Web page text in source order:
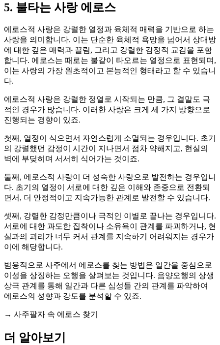
5. 불타는 사랑 에로스
에로스적 사랑은 강렬한 열정과 육체적 매력을 기반으로 하는
사랑을 의미합니다. 이는 단순한 육체적 욕망을 넘어서 상대방
에 대한 깊은 매력과 끌림, 그리고 강렬한 감정적 교감을 포함
합니다. 에로스는 때로는 불같이 타오르는 열정으로 표현되며,
이는 사랑의 가장 원초적이고 본능적인 형태라고 할 수 있습니
다.
에로스적 사랑은 강렬한 정열로 시작되는 만큼, 그 결말도 극
적인 경우가 많습니다. 이러한 사랑은 크게 세 가지 방향으로
진행되는 경향이 있죠.
첫째, 열정이 식으면서 자연스럽게 소멸되는 경우입니다. 초기
의 강렬했던 감정이 시간이 지나면서 점차 약해지고, 현실의
벽에 부딪히며 서서히 식어가는 것이죠.
둘째, 에로스적 사랑이 더 성숙한 사랑으로 발전하는 경우입니
다. 초기의 열정이 서로에 대한 깊은 이해와 존중으로 전환되
면서, 더 안정적이고 지속가능한 관계로 발전할 수 있습니다.
셋째, 강렬한 감정만큼이나 극적인 이별로 끝나는 경우입니다.
서로에 대한 과도한 집착이나 소유욕이 관계를 파괴하거나, 현
실과의 괴리가 너무 커서 관계를 지속하기 어려워지는 경우가
이에 해당합니다.
범용적으로 사주에서 에로스를 찾는 방법은 일간을 중심으로
이성을 상징하는 오행을 살펴보는 것입니다. 음양오행의 상생
상극 관계를 통해 일간과 다른 십성들 간의 관계를 파악하여
에로스의 성향과 강도를 분석할 수 있죠.
→ 사주팔자 속 에로스 찾기
더 알아보기